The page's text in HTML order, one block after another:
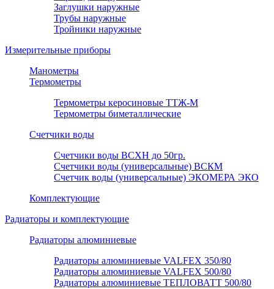
Заглушки наружные
Трубы наружные
Тройники наружные
Измерительные приборы
Манометры
Термометры
Термометры керосиновые ТТЖ-М
Термометры биметаллические
Счетчики воды
Счетчики воды ВСХН до 50гр.
Счетчики воды (универсальные) ВСКМ
Счетчик воды (универсальные) ЭКОМЕРА ЭКО
Комплектующие
Радиаторы и комплектующие
Радиаторы алюминиевые
Радиаторы алюминиевые VALFEX 350/80
Радиаторы алюминиевые VALFEX 500/80
Радиаторы алюминиевые ТЕПЛОВАТТ 500/80